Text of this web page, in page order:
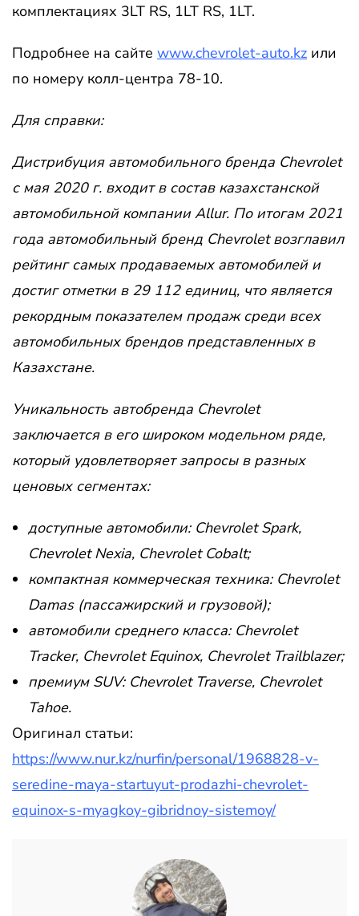
комплектациях 3LT RS, 1LT RS, 1LT.
Подробнее на сайте www.chevrolet-auto.kz или
по номеру колл-центра 78-10.
Для справки:
Дистрибуция автомобильного бренда Chevrolet
с мая 2020 г. входит в состав казахстанской
автомобильной компании Allur. По итогам 2021
года автомобильный бренд Chevrolet возглавил
рейтинг самых продаваемых автомобилей и
достиг отметки в 29 112 единиц, что является
рекордным показателем продаж среди всех
автомобильных брендов представленных в
Казахстане.
Уникальность автобренда Chevrolet
заключается в его широком модельном ряде,
который удовлетворяет запросы в разных
ценовых сегментах:
доступные автомобили: Chevrolet Spark,
Chevrolet Nexia, Chevrolet Cobalt;
компактная коммерческая техника: Chevrolet
Damas (пассажирский и грузовой);
автомобили среднего класса: Chevrolet
Tracker, Chevrolet Equinox, Chevrolet Trailblazer;
премиум SUV: Chevrolet Traverse, Chevrolet
Tahoe.
Оригинал статьи:
https://www.nur.kz/nurfin/personal/1968828-v-
seredine-maya-startuyut-prodazhi-chevrolet-
equinox-s-myagkoy-gibridnoy-sistemoy/